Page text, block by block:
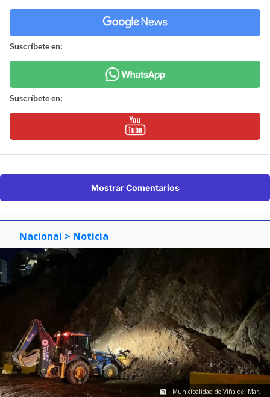
Suscríbete en:
Suscríbete en:
Mostrar Comentarios
Nacional > Noticia
Municipalidad de Viña del Mar.